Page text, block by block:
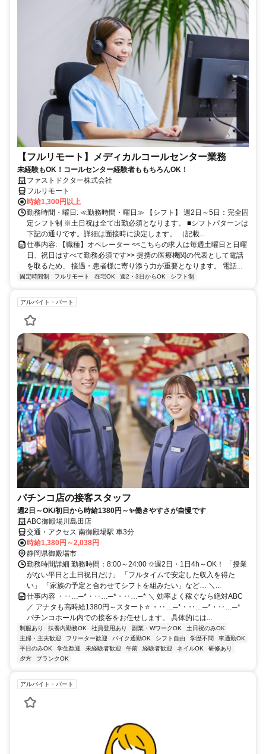
【フルリモート】メディカルコールセンター業務
未経験もOK！コールセンター経験者ももちろんOK！
ファストドクター株式会社
フルリモート
時給1,300円以上
勤務時間・曜日: ≪勤務時間・曜日≫ 【シフト】 週2日～5日：完全固
定シフト制 ※土日祝は全て出勤必須となります。ㅤ ■シフトパターンは
下記の通りです。詳細は面接時に決定します。 （記載...
仕事内容: 【職種】オペレーター <<こちらの求人は毎週土曜日と日曜
日、祝日はすべて勤務必須です>> 提携の医療機関の代表として電話
を取るため、 接遇・患者様に寄り添う力が重要となります。 電話...
固定時間制 フルリモート 在宅OK 週2・3日からOK シフト制
アルバイト・パート
パチンコ店の接客スタッフ
週2日～OK/初日から時給1380円～✨働きやすさが自慢です
ABC御殿場川島田店
交通・アクセス 南御殿場駅 車3分
時給1,380円～2,038円
静岡県御殿場市
勤務時間詳細 勤務時間：8:00～24:00 ✩週2日・1日4h～OK！ 「授業
がない平日と土日祝日だけ」 「フルタイムで安定した収入を得た
い」 「家族の予定と合わせてシフトを組みたい」など… ＼...
仕事内容 ・‥…─*・‥…─*・‥…─* ＼ 効率よく稼ぐなら絶対ABC
／ アナタも高時給1380円～スタート⭐ ・‥…─*・‥…─*・‥…─*
パチンコホール内での接客をお任せします。 具体的には...
制服あり 扶養内勤務OK 社員登用あり 副業・WワークOK
土日祝のみOK
主婦・主夫歓迎
フリーター歓迎 バイク通勤OK シフト自由 学歴不問
車通勤OK
平日のみOK
学生歓迎 未経験者歓迎 午前 経験者歓迎 ネイルOK
研修あり
夕方
ブランクOK
アルバイト・パート